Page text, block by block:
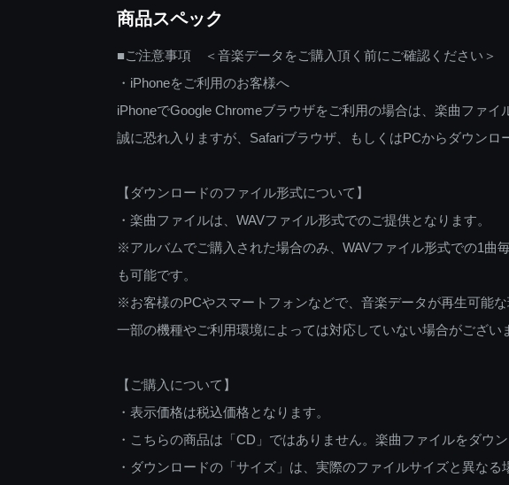
商品スペック
■ご注意事項 ＜音楽データをご購入頂く前にご確認ください＞
・iPhoneをご利用のお客様へ
iPhoneでGoogle Chromeブラウザをご利用の場合は、楽曲ファイ
誠に恐れ入りますが、Safariブラウザ、もしくはPCからダウンロ
【ダウンロードのファイル形式について】
・楽曲ファイルは、WAVファイル形式でのご提供となります。
※アルバムでご購入された場合のみ、WAVファイル形式での1曲
も可能です。
※お客様のPCやスマートフォンなどで、音楽データが再生可能
一部の機種やご利用環境によっては対応していない場合がござい
【ご購入について】
・表示価格は税込価格となります。
・こちらの商品は「CD」ではありません。楽曲ファイルをダウ
・ダウンロードの「サイズ」は、実際のファイルサイズと異なる